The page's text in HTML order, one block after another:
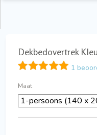
Dekbedovertrek
1
Maat